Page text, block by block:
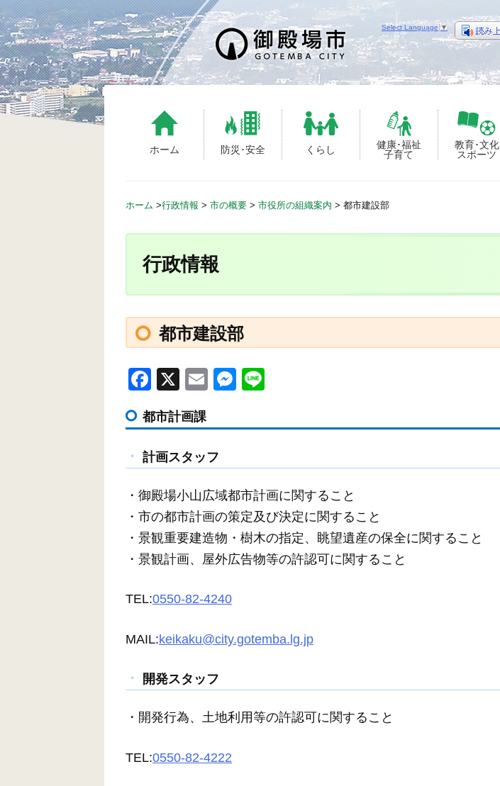
S
k
i
p
t
o
c
ホーム 防災･安全 くらし
健康･福祉
子育て
教育･文化
スポーツ
Select Language ▼
ホーム >行政情報 > 市の概要 > 市役所の組織案内 > 都市建設部
行政情報
都市建設部
F
c
e
b
o
o
k
X
E
ail
M
ss
n
g
er
e
都市計画課
計画スタッフ
・御殿場小山広域都市計画に関すること
・市の都市計画の策定及び決定に関すること
・景観重要建造物・樹木の指定、眺望遺産の保全に関すること
・景観計画、屋外広告物等の許認可に関すること
TEL:0550-82-4240
MAIL:keikaku@city.gotemba.lg.jp
開発スタッフ
・開発行為、土地利用等の許認可に関すること
TEL:0550-82-4222